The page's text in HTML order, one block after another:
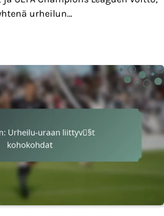
urheilun…